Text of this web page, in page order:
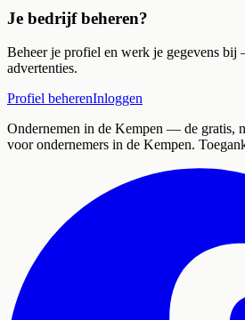
Je bedrijf beheren?
Beheer je profiel en werk je gegevens
advertenties.
Profiel beherenInloggen
Ondernemen in de Kempen — de gratis,
voor ondernemers in de Kempen.